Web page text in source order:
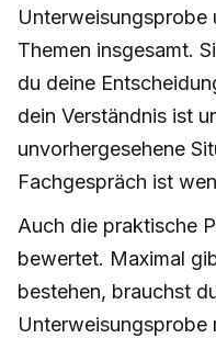
Unterweisungsprobe
Themen insgesamt.
du deine
dein Verständnis ist
unvorhergesehene
Fachgespräch ist
Auch die praktische
bewertet. Maximal
bestehen, brauchst